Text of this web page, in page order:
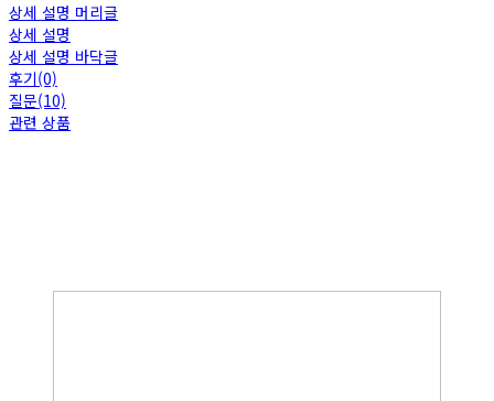
상세 설명 머리글
상세 설명
상세 설명 바닥글
후기(0)
질문(10)
관련 상품